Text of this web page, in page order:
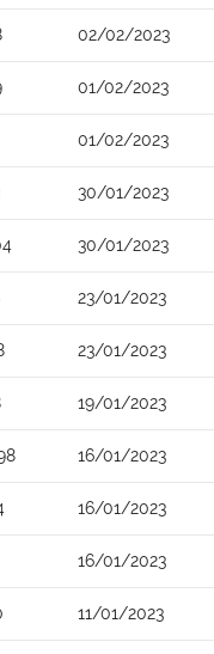
02/02/2023
01/02/2023
01/02/2023
30/01/2023
30/01/2023
23/01/2023
23/01/2023
19/01/2023
16/01/2023
16/01/2023
16/01/2023
11/01/2023